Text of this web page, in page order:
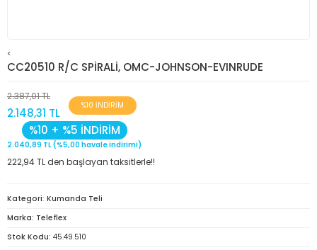
<
CC20510 R/C SPİRALİ, OMC-JOHNSON-EVINRUDE
2.387,01 TL
2.148,31 TL
%10 İNDİRİM
%10 + %5 İNDİRİM
2.040,89 TL (%5,00 havale indirimi)
222,94 TL den başlayan taksitlerle!!
Kategori Kumanda Teli
Marka Teleflex
Stok Kodu 45.49.510